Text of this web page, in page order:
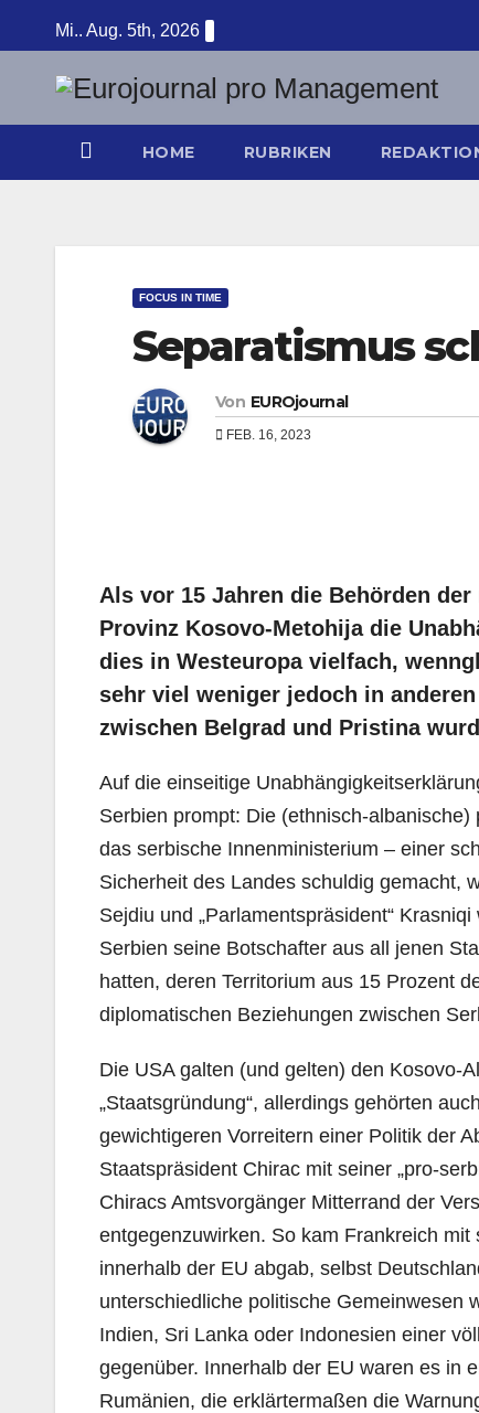
Inhalt
springen
Mi.. Aug. 5th, 2026
HOME RUBRIKEN
FOCUS IN TIME
Separatismus
Von EUROjournal
FEB. 16, 2023
Als vor 15 Jahren die Behörden
Provinz Kosovo-Metohija die
dies in Westeuropa vielfach,
sehr viel weniger jedoch in
zwischen Belgrad und Pristina
Auf die einseitige
Serbien prompt: Die (ethnisch-
das serbische Innenministerium – einer
Sicherheit des Landes schuldig gemacht,
Sejdiu und „Parlamentspräsident“
Serbien seine Botschafter aus all jenen
hatten, deren Territorium aus 15 Prozent
diplomatischen Beziehungen zwischen
Die USA galten (und gelten) den Kosovo-
„Staatsgründung“, allerdings gehörten
gewichtigeren Vorreitern einer Politik der
Staatspräsident Chirac mit seiner „pro-
Chiracs Amtsvorgänger Mitterrand der
entgegenzuwirken. So kam Frankreich
innerhalb der EU abgab, selbst
unterschiedliche politische Gemeinwesen
Indien, Sri Lanka oder Indonesien einer
gegenüber. Innerhalb der EU waren es in
Rumänien, die erklärtermaßen die